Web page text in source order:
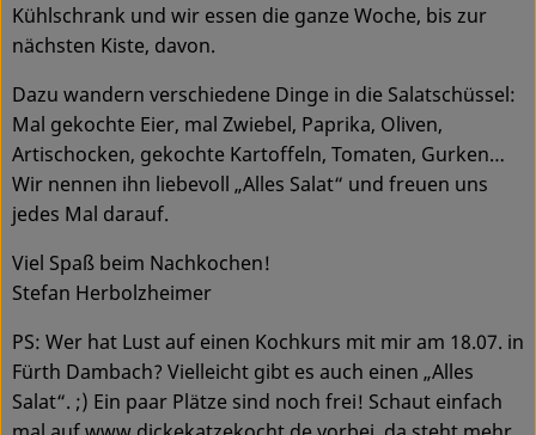
Kühlschrank und wir essen die ganze Woche, bis zur
nächsten Kiste, davon.
Dazu wandern verschiedene Dinge in die Salatschüssel:
Mal gekochte Eier, mal Zwiebel, Paprika, Oliven,
Artischocken, gekochte Kartoffeln, Tomaten, Gurken…
Wir nennen ihn liebevoll „Alles Salat“ und freuen uns
jedes Mal darauf.
Viel Spaß beim Nachkochen!
Stefan Herbolzheimer
PS: Wer hat Lust auf einen Kochkurs mit mir am 18.07. in
Fürth Dambach? Vielleicht gibt es auch einen „Alles
Salat“. ;) Ein paar Plätze sind noch frei! Schaut einfach